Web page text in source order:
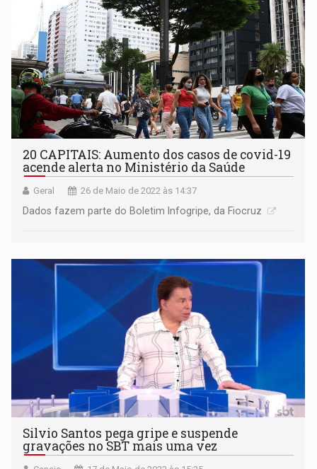
20 CAPITAIS: Aumento dos casos de covid-19
acende alerta no Ministério da Saúde
Geral 26 de Maio de 2022 às 14:37
Dados fazem parte do Boletim Infogripe, da Fiocruz
Silvio Santos pega gripe e suspende
gravações no SBT mais uma vez